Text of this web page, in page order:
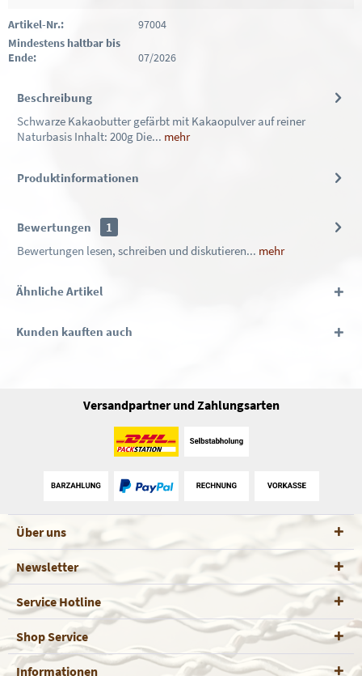
Artikel-Nr.:
97004
Mindestens haltbar bis
Ende:
07/2026
Beschreibung
Schwarze Kakaobutter gefärbt mit Kakaopulver auf reiner
Naturbasis Inhalt: 200g Die... mehr
Produktinformationen
Bewertungen
1
Bewertungen lesen, schreiben und diskutieren... mehr
Ähnliche Artikel
Kunden kauften auch
Versandpartner und Zahlungsarten
Über uns
Newsletter
Service Hotline
Shop Service
Informationen